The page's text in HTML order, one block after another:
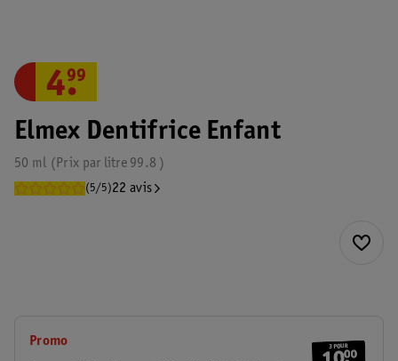
Elmex Dentifrice Enfant
50 ml 99.8
Prix par litre
(5/5)22 avis
4.
99
Promo